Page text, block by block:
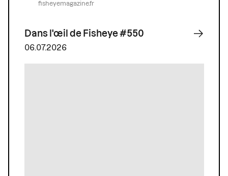
fisheyemagazine.fr
Dans l'œil de Fisheye #550
06.07.2026